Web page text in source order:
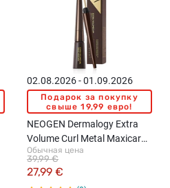
02.08.2026 - 01.09.2026
Подарок за покупку
свыше 19,99 евро!
NEOGEN Dermalogy Extra
Volume Curl Metal Maxicara
тушь для ресниц, Brown,
4мл
Обычная цена
27,99 €
39,99 €